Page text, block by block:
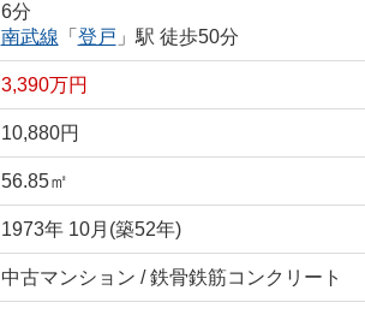
6分
南武線 「 登戸 」駅 徒歩50分
3,390万円
10,880円
56.85㎡
1973年 10月(築52年)
中古マンション / 鉄骨鉄筋コンクリート